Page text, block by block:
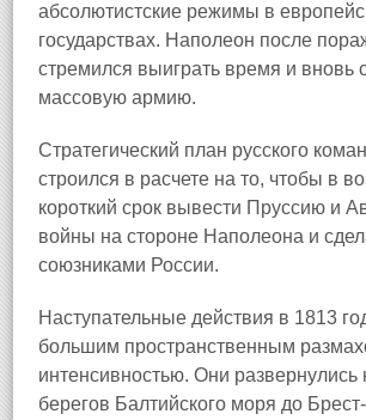
абсолютистские режимы в
государствах. Наполеон после
стремился выиграть время и вновь
массовую армию.
Стратегический план русского
строился в расчете на то, чтобы в
короткий срок вывести Пруссию и
войны на стороне Наполеона и
союзниками России.
Наступательные действия в 1813
большим пространственным
интенсивностью. Они развернулись
берегов Балтийского моря до